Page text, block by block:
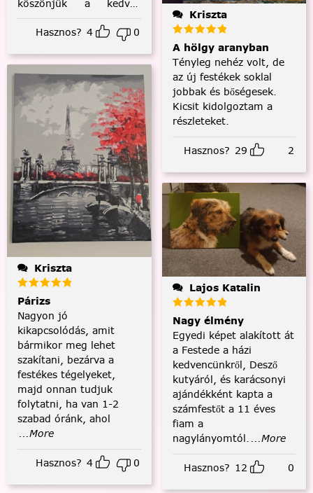
köszönjük a kedves
visszajelzést! :)
Hasznos? 4 0
Kriszta
Párizs
Nagyon jó
kikapcsolódás, amit
bármikor meg lehet
szakítani, bezárva a
festékes tégelyeket,
majd onnan tudjuk
folytatni, ha van 1-2
szabad óránk, ahol
...More
Hasznos? 4 0
Kriszta
A hölgy aranyban
Tényleg nehéz volt, de
az új festékek soklal
jobbak és bőségesek.
Kicsit kidolgoztam a
részleteket.
Hasznos? 29 2
Lajos Katalin
Nagy élmény
Egyedi képet alakított át
a Festede a házi
kedvencünkről, Desző
kutyáról, és karácsonyi
ajándékként kapta a
számfestőt a 11 éves
fiam a
nagylányomtól. ...More
Hasznos? 12 0